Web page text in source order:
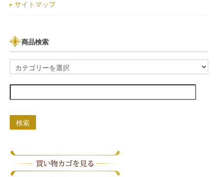
サイトマップ
商品検索
検索